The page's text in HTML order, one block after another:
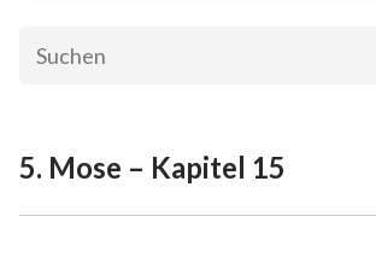
1.Samuel
1. Chronik
Esra Nehemia
5. Mose – Kapitel 15